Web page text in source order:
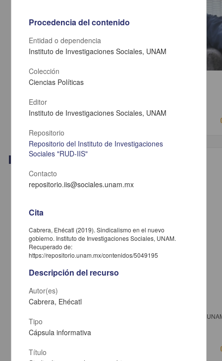
Configuración de las fuerzas políticas en América Latina
Cabrera, Ehécatl - Instituto de Investigaciones Sociales, UNAM
Ciencias Sociales y Económicas
Ilegalidad del Muro Fronterizo
Petrova Georgieva, Virdzhiniya - Instituto de Investigaciones Jurídicas,
2019-09-11
Ciencias Sociales y Económicas
Procedencia del contenido
Entidad o dependencia
Instituto de Investigaciones Sociales, UNAM
Colección
Ciencias Políticas
Editor
Instituto de Investigaciones Sociales, UNAM
Repositorio
Repositorio del Instituto de Investigaciones
Sociales "RUD-IIS"
Contacto
repositorio.iis@sociales.unam.mx
Cita
Cabrera, Ehécatl (2019). Sindicalismo en el nuevo
gobierno. Instituto de Investigaciones Sociales, UNAM.
Recuperado de:
https://repositorio.unam.mx/contenidos/5049195
Descripción del recurso
Autor(es)
Cabrera, Ehécatl
Tipo
Cápsula informativa
Título